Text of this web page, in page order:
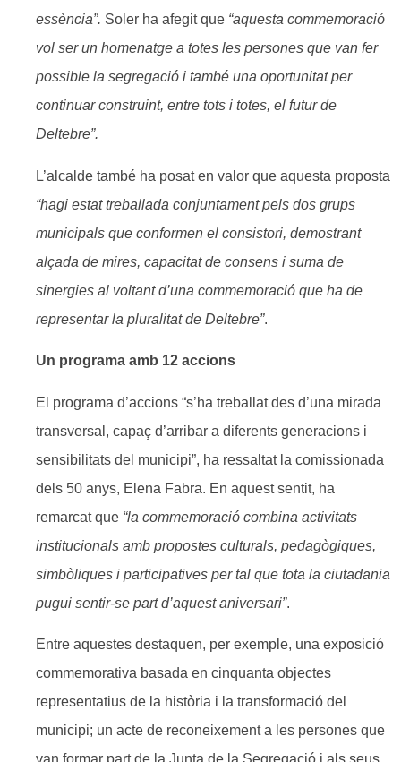
essència”. Soler ha afegit que “aquesta commemoració
vol ser un homenatge a totes les persones que van fer
possible la segregació i també una oportunitat per
continuar construint, entre tots i totes, el futur de
Deltebre”.
L’alcalde també ha posat en valor que aquesta proposta
“hagi estat treballada conjuntament pels dos grups
municipals que conformen el consistori, demostrant
alçada de mires, capacitat de consens i suma de
sinergies al voltant d’una commemoració que ha de
representar la pluralitat de Deltebre”.
Un programa amb 12 accions
El programa d’accions “s’ha treballat des d’una mirada
transversal, capaç d’arribar a diferents generacions i
sensibilitats del municipi”, ha ressaltat la comissionada
dels 50 anys, Elena Fabra. En aquest sentit, ha
remarcat que “la commemoració combina activitats
institucionals amb propostes culturals, pedagògiques,
simbòliques i participatives per tal que tota la ciutadania
pugui sentir-se part d’aquest aniversari”.
Entre aquestes destaquen, per exemple, una exposició
commemorativa basada en cinquanta objectes
representatius de la història i la transformació del
municipi; un acte de reconeixement a les persones que
van formar part de la Junta de la Segregació i als seus